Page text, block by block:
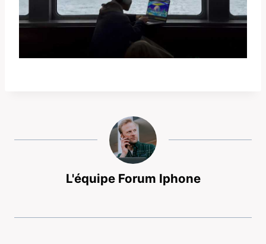
L'équipe Forum Iphone